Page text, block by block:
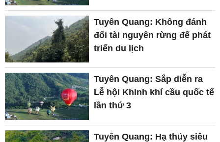
Tuyên Quang: Không đánh
đổi tài nguyên rừng để phát
triển du lịch
Tuyên Quang: Sắp diễn ra
Lễ hội Khinh khí cầu quốc tế
lần thứ 3
Tuyên Quang: Hạ thủy siêu